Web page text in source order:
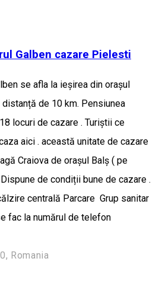
Galben cazare Pielesti
se afla la ieșirea din orașul
de 10 km. Pensiunea
locuri de cazare . Turiștii ce
aici . această unitate de cazare
Craiova de orașul Balș ( pe
de condiții bune de cazare .
centrală Parcare Grup sanitar
fac la numărul de telefon
Romania